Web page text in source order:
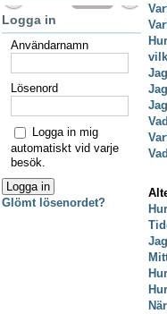
Logga in
Användarnamn
Lösenord
Logga in mig
automatiskt vid varje
besök.
Glömt lösenordet?